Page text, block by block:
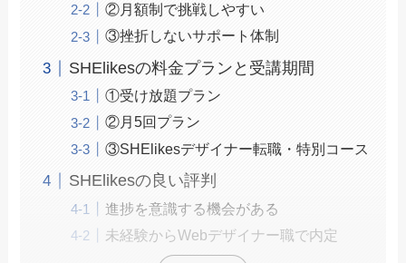
②月額制で挑戦しやすい
③挫折しないサポート体制
SHElikesの料金プランと受講期間
①受け放題プラン
②月5回プラン
③SHElikesデザイナー転職・特別コース
SHElikesの良い評判
進捗を意識する機会がある
未経験からWebデザイナー職で内定